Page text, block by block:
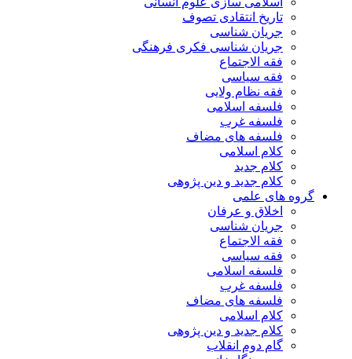
تاریخ انتقادی تصوف
جریان شناسی
جریان شناسی فکری فرهنگی
فقه الاجتماع
فقه سیاسی
فقه نظام ولایی
فلسفه اسلامی
فلسفه غرب
فلسفه های مضاف
کلام اسلامی
کلام جدید
کلام جدید و دین پژوهی
گروه های علمی
اخلاق و عرفان
جریان شناسی
فقه الاجتماع
فقه سیاسی
فلسفه اسلامی
فلسفه غرب
فلسفه های مضاف
کلام اسلامی
کلام جدید و دین پژوهی
گام دوم انقلاب